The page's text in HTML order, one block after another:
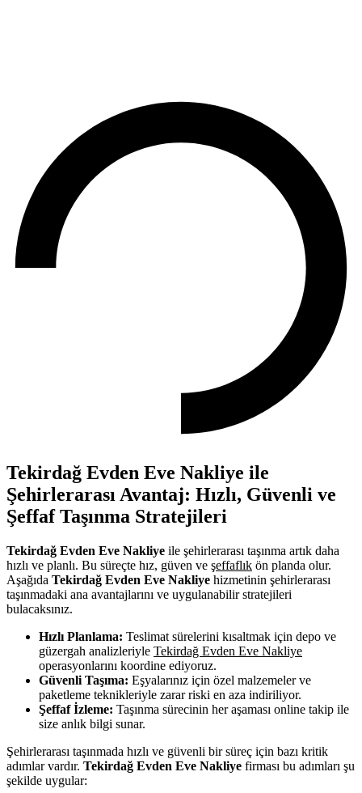
Tekirdağ Evden Eve Nakliye ile
Şehirlerarası Avantaj: Hızlı, Güvenli ve
Şeffaf Taşınma Stratejileri
Tekirdağ Evden Eve Nakliye ile şehirlerarası taşınma artık daha
hızlı ve planlı. Bu süreçte hız, güven ve şeffaflık ön planda olur.
Aşağıda Tekirdağ Evden Eve Nakliye hizmetinin şehirlerarası
taşınmadaki ana avantajlarını ve uygulanabilir stratejileri
bulacaksınız.
Hızlı Planlama: Teslimat sürelerini kısaltmak için depo ve
güzergah analizleriyle Tekirdağ Evden Eve Nakliye
operasyonlarını koordine ediyoruz.
Güvenli Taşıma: Eşyalarınız için özel malzemeler ve
paketleme teknikleriyle zarar riski en aza indiriliyor.
Şeffaf İzleme: Taşınma sürecinin her aşaması online takip ile
size anlık bilgi sunar.
Şehirlerarası taşınmada hızlı ve güvenli bir süreç için bazı kritik
adımlar vardır. Tekirdağ Evden Eve Nakliye firması bu adımları şu
şekilde uygular: